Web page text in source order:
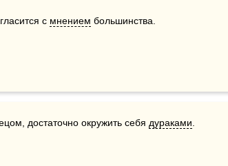
с мнением большинства.
достаточно окружить себя дураками